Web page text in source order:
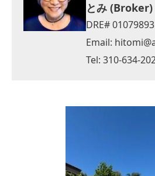
とみ (Broker)
DRE# 01079893
Email:
Tel: 310-634-